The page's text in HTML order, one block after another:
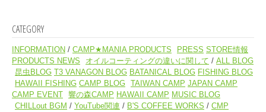
CATEGORY
INFORMATION CAMP★MANIA PRODUCTS PRESS STORE情報
PRODUCTS NEWS
オイルコーティングの違いに関して
ALL BLOG
昆虫BLOG T3 VANAGON BLOG BATANICAL BLOG FISHING BLOG
HAWAII FISHING CAMP BLOG TAIWAN CAMP JAPAN CAMP
CAMP EVENT 響の森CAMP HAWAII CAMP MUSIC BLOG
CHILLout BGM
YouTube関連 B'S COFFEE WORKS
CMP